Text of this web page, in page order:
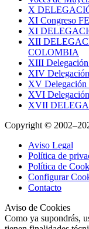
X
XI Congreso
XI
XII
COLOMBIA
XIII
XIV
XV Delegación
XVI
XVII
Copyright ©
Aviso Legal
Política de
Política de
Configurar
Contacto
Aviso de Cookies
Como ya supondrás,